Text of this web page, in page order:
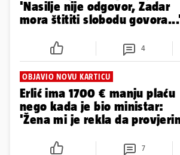
'Nasilje nije odgovor, Zadar
mora štititi slobodu
4
OBJAVIO NOVU KARTICU
Erlić ima 1700 € manju plaću
nego kada je bio ministar:
'Žena mi je rekla da
7